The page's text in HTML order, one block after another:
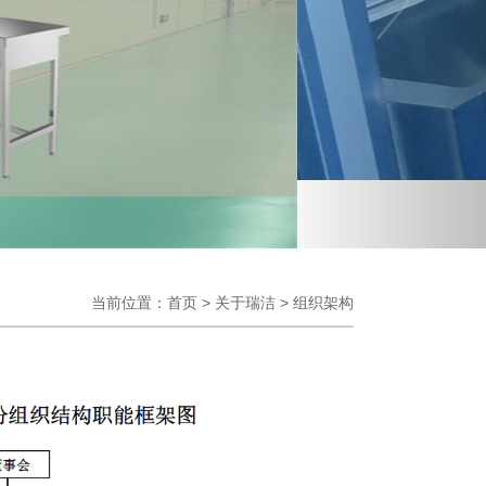
当前位置： 首页 > 关于瑞洁 > 组织架构